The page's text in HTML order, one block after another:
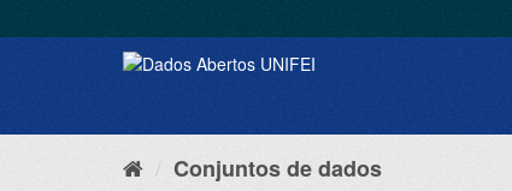
Conjuntos de dados